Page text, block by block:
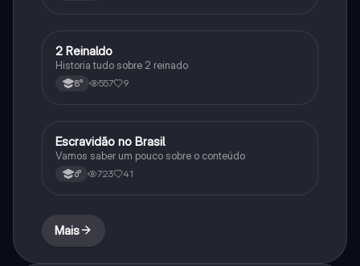
História
2 Reinaldo
Historia tudo sobre 2 reinado
8° 557 9
História
Escravidão no Brasil
Vamos saber um pouco sobre o conteúdo
6° 723 41
Mais